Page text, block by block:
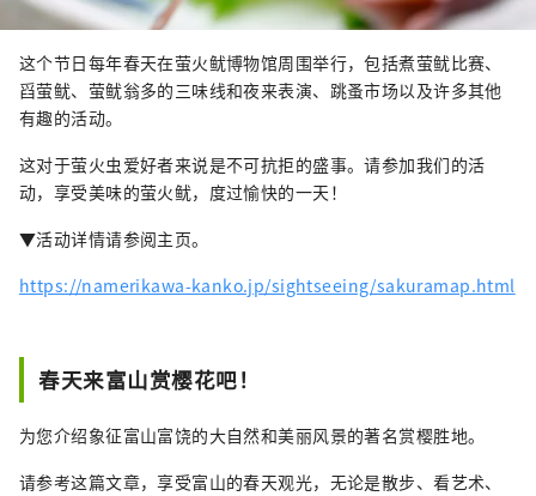
这个节日每年春天在萤火鱿博物馆周围举行，包括煮萤鱿比赛、
舀萤鱿、萤鱿翁多的三味线和夜来表演、跳蚤市场以及许多其他
有趣的活动。
这对于萤火虫爱好者来说是不可抗拒的盛事。请参加我们的活
动，享受美味的萤火鱿，度过愉快的一天！
▼活动详情请参阅主页。
https://namerikawa-kanko.jp/sightseeing/sakuramap.html
春天来富山赏樱花吧！
为您介绍象征富山富饶的大自然和美丽风景的著名赏樱胜地。
请参考这篇文章，享受富山的春天观光，无论是散步、看艺术、